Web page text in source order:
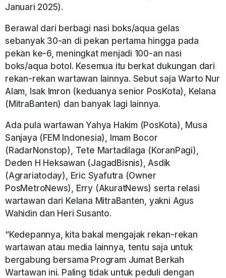
Januari 2025).
Berawal dari berbagi nasi boks/aqua gelas
sebanyak 30-an di pekan pertama hingga pada
pekan ke-6, meningkat menjadi 100-an nasi
boks/aqua botol. Kesemua itu berkat dukungan dari
rekan-rekan wartawan lainnya. Sebut saja Warto Nur
Alam, Isak Imron (keduanya senior PosKota), Kelana
(MitraBanten) dan banyak lagi lainnya.
Ada pula wartawan Yahya Hakim (PosKota), Musa
Sanjaya (FEM Indonesia), Imam Bocor
(RadarNonstop), Tete Martadilaga (KoranPagi),
Deden H Heksawan (JagadBisnis), Asdik
(Agrariatoday), Eric Syafutra (Owner
PosMetroNews), Erry (AkuratNews) serta relasi
wartawan dari Kelana MitraBanten, yakni Agus
Wahidin dan Heri Susanto.
“Kedepannya, kita bakal mengajak rekan-rekan
wartawan atau media lainnya, tentu saja untuk
bergabung bersama Program Jumat Berkah
Wartawan ini. Paling tidak untuk peduli dengan